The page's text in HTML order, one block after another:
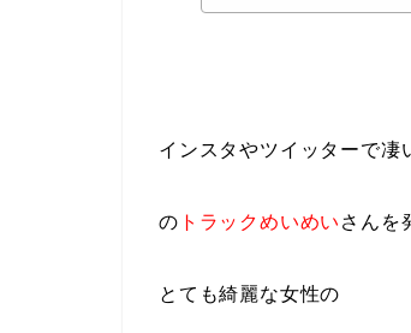
インスタやツイッターで凄
の トラックめいめい さんを
とても綺麗な女性の